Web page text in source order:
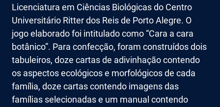
Licenciatura em Ciências Biológicas do Centro
Universitário Ritter dos Reis de Porto Alegre. O
jogo elaborado foi intitulado como “Cara a cara
botânico”. Para confecção, foram construídos dois
tabuleiros, doze cartas de adivinhação contendo
os aspectos ecológicos e morfológicos de cada
família, doze cartas contendo imagens das
famílias selecionadas e um manual contendo